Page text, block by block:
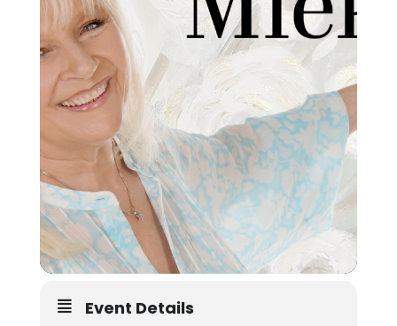
Event Details